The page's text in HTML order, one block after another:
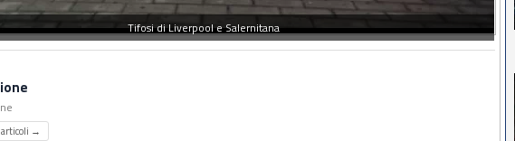
Tifosi di Liverpool e Salernitana
→